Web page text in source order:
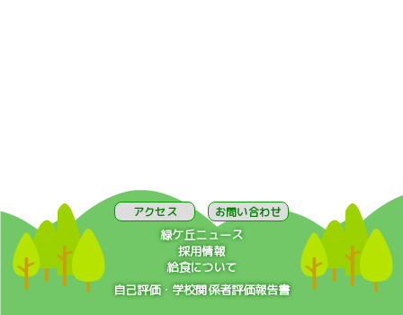
アクセス お問い合わせ
緑ケ丘ニュース
採用情報
給食について
自己評価・学校関係者評価報告書